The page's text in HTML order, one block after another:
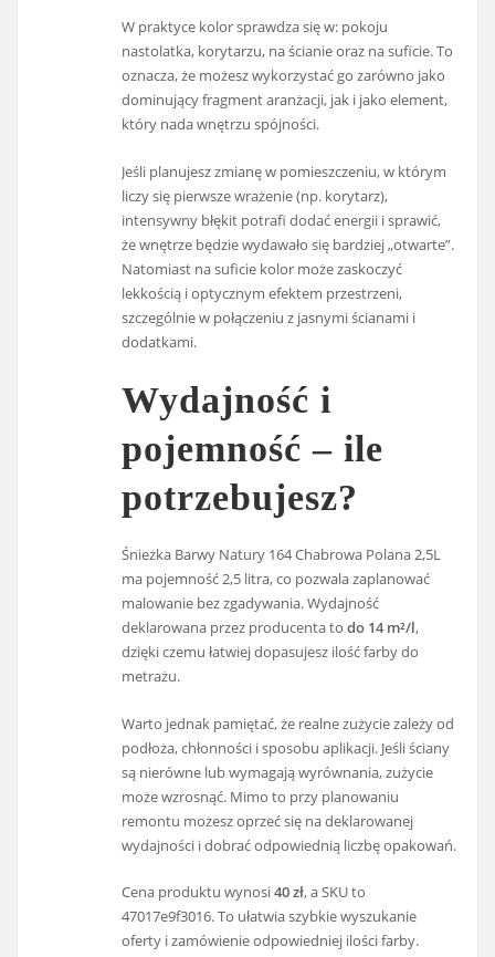
W praktyce kolor sprawdza się w: pokoju
nastolatka, korytarzu, na ścianie oraz na suficie. To
oznacza, że możesz wykorzystać go zarówno jako
dominujący fragment aranżacji, jak i jako element,
który nada wnętrzu spójności.
Jeśli planujesz zmianę w pomieszczeniu, w którym
liczy się pierwsze wrażenie (np. korytarz),
intensywny błękit potrafi dodać energii i sprawić,
że wnętrze będzie wydawało się bardziej „otwarte”.
Natomiast na suficie kolor może zaskoczyć
lekkością i optycznym efektem przestrzeni,
szczególnie w połączeniu z jasnymi ścianami i
dodatkami.
Wydajność i
pojemność – ile
potrzebujesz?
Śnieżka Barwy Natury 164 Chabrowa Polana 2,5L
ma pojemność 2,5 litra, co pozwala zaplanować
malowanie bez zgadywania. Wydajność
deklarowana przez producenta todo 14 m²/l,
dzięki czemu łatwiej dopasujesz ilość farby do
metrażu.
Warto jednak pamiętać, że realne zużycie zależy od
podłoża, chłonności i sposobu aplikacji. Jeśli ściany
są nierówne lub wymagają wyrównania, zużycie
może wzrosnąć. Mimo to przy planowaniu
remontu możesz oprzeć się na deklarowanej
wydajności i dobrać odpowiednią liczbę opakowań.
Cena produktu wynosi40 zł, a SKU to
47017e9f3016. To ułatwia szybkie wyszukanie
oferty i zamówienie odpowiedniej ilości farby.